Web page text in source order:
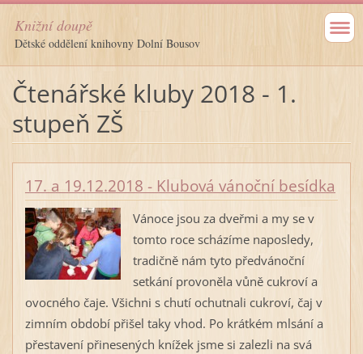
Knižní doupě
Dětské oddělení knihovny Dolní Bousov
Čtenářské kluby 2018 - 1.
stupeň ZŠ
17. a 19.12.2018 - Klubová vánoční besídka
Vánoce jsou za dveřmi a my se v
tomto roce scházíme naposledy,
tradičně nám tyto předvánoční
setkání provoněla vůně cukroví a
ovocného čaje. Všichni s chutí ochutnali cukroví, čaj v
zimním období přišel taky vhod. Po krátkém mlsání a
přestavení přinesených knížek jsme si zalezli na svá